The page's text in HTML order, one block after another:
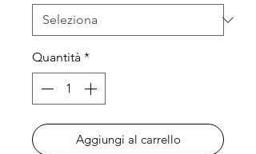
Quantità *
Aggiungi al carrello